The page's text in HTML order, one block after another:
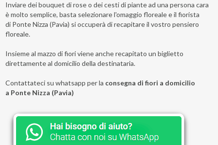
Inviare dei bouquet di rose o dei cesti di piante ad una persona cara
è molto semplice, basta selezionare l'omaggio floreale e il fiorista
di Ponte Nizza (Pavia) si occuperà di recapitare il vostro pensiero
floreale.
Insieme al mazzo di fiori viene anche recapitato un biglietto
direttamente al domicilio della destinataria.
Contattateci su whatsapp per la consegna di fiori a domicilio
a Ponte Nizza (Pavia)